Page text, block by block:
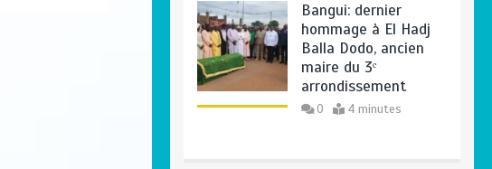
Bangui: dernier
hommage à El Hadj
Balla Dodo, ancien
maire du 3ᵉ
arrondissement
0 4 minutes